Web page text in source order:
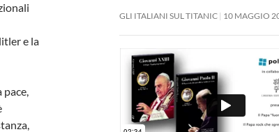
e la
pace,
GLI ITALIANI SUL TITANIC 10 MAGGIO